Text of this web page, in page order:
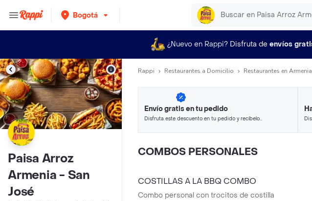
Bogotá
¿Nuevo en Rappi? Disfruta de envíos
Paisa Arroz
Armenia - San
José
Rappi Restaurantes a Domicilio Restaurantes en Armenia
Envío gratis en tu pedido
Disfruta este descuento en tu pedido y recíbelo
COMBOS PERSONALES
COSTILLAS A LA BBQ COMBO
Combo personal con trocitos de costilla